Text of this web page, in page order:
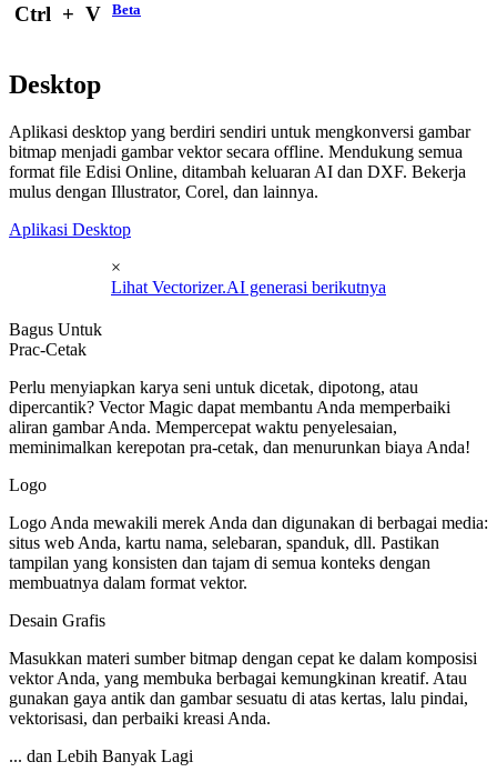
Ctrl + V Beta
Desktop
Aplikasi desktop yang berdiri sendiri untuk mengkonversi gambar
bitmap menjadi gambar vektor secara offline. Mendukung semua
format file Edisi Online, ditambah keluaran AI dan DXF. Bekerja
mulus dengan Illustrator, Corel, dan lainnya.
Aplikasi Desktop
×
Lihat Vectorizer.AI generasi berikutnya
Bagus Untuk
Prac-Cetak
Perlu menyiapkan karya seni untuk dicetak, dipotong, atau
dipercantik? Vector Magic dapat membantu Anda memperbaiki
aliran gambar Anda. Mempercepat waktu penyelesaian,
meminimalkan kerepotan pra-cetak, dan menurunkan biaya Anda!
Logo
Logo Anda mewakili merek Anda dan digunakan di berbagai media:
situs web Anda, kartu nama, selebaran, spanduk, dll. Pastikan
tampilan yang konsisten dan tajam di semua konteks dengan
membuatnya dalam format vektor.
Desain Grafis
Masukkan materi sumber bitmap dengan cepat ke dalam komposisi
vektor Anda, yang membuka berbagai kemungkinan kreatif. Atau
gunakan gaya antik dan gambar sesuatu di atas kertas, lalu pindai,
vektorisasi, dan perbaiki kreasi Anda.
... dan Lebih Banyak Lagi